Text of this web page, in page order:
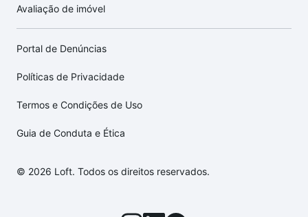
Avaliação de imóvel
Portal de Denúncias
Políticas de Privacidade
Termos e Condições de Uso
Guia de Conduta e Ética
© 2026 Loft. Todos os direitos reservados.